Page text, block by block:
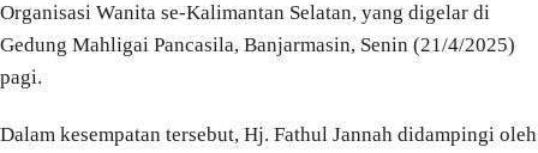
Organisasi Wanita se-Kalimantan Selatan, yang digelar di
Gedung Mahligai Pancasila, Banjarmasin, Senin (21/4/2025)
pagi.
Dalam kesempatan tersebut, Hj. Fathul Jannah didampingi oleh